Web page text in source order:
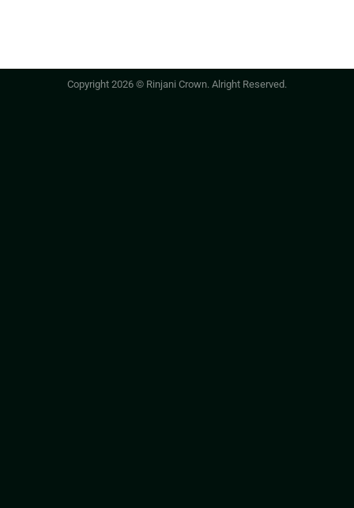
Copyright 2026 © Rinjani Crown. Alright Reserved.